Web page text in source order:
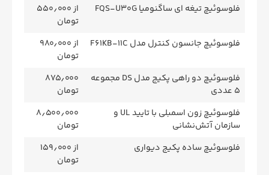
فلوسوئیچ تیغه ای ساگنومیا FQS-U30G
از ۵۵۰٫۰۰۰
تومان
فلوسوئیچ جانسون کنترل مدل F61KB-11C
از ۹۸۰٫۰۰۰
تومان
فلوسوئیچ دو راهی پکیج مدل DS مجموعه
5 عددی
۸۷۵٫۰۰۰
تومان
فلوسوئیچ زون اسمبلی با تایید UL و
سازمان آتش‌نشانی
۸٫۵۰۰٫۰۰۰
تومان
فلوسوئیچ ساده پکیج دیواری
از ۱۵۹٫۰۰۰
تومان